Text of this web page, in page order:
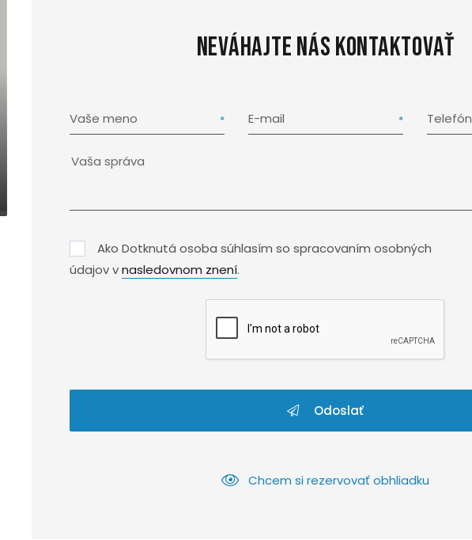
Neváhajte nás kontaktovať
Vaše meno E-mail Telefón
Ako Dotknutá osoba súhlasím so spracovaním osobných
údajov vnasledovnom znení.
Odoslať
Chcem si rezervovať obhliadku